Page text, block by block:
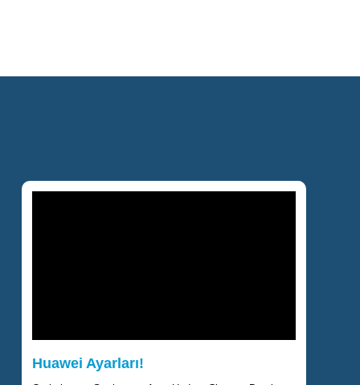
Huawei Ayarları!